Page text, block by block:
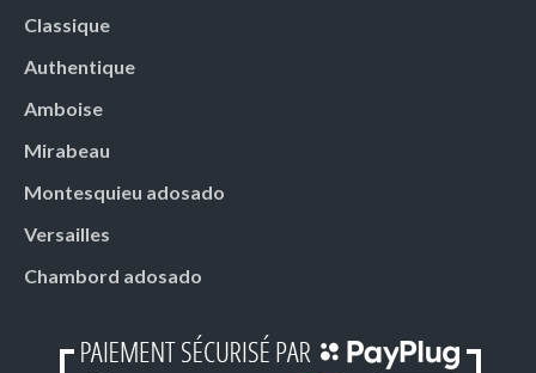
Classique
Authentique
Amboise
Mirabeau
Montesquieu adosado
Versailles
Chambord adosado